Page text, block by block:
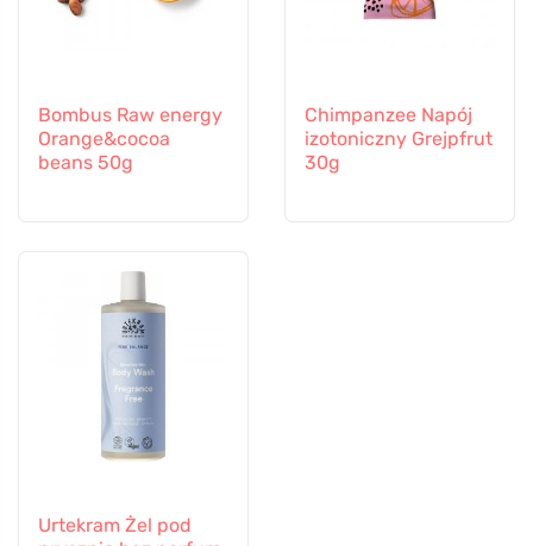
Bombus Raw energy
Orange&cocoa
beans 50g
Chimpanzee Napój
izotoniczny Grejpfrut
30g
Urtekram Żel pod